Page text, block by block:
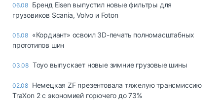
06.08 Бренд Eisen выпустил новые фильтры для
грузовиков Scania, Volvo и Foton
05.08 «Кордиант» освоил 3D-печать полномасштабных
прототипов шин
03.08 Toyo выпускает новые зимние грузовые шины
02.08 Немецкая ZF презентовала тяжелую трансмиссию
TraXon 2 с экономией горючего до 73%